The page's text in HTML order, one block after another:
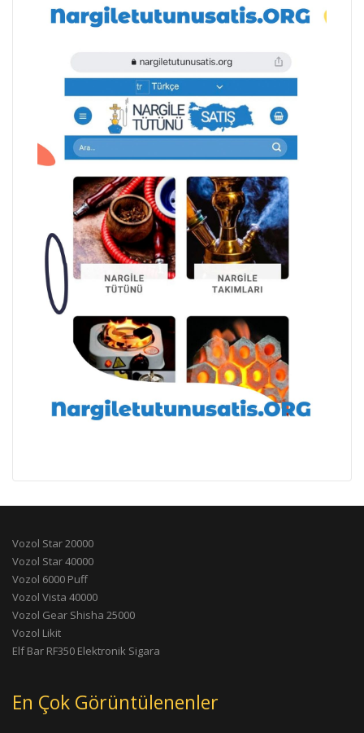
Vozol Star 20000
Vozol Star 40000
Vozol 6000 Puff
Vozol Vista 40000
Vozol Gear Shisha 25000
Vozol Likit
Elf Bar RF350 Elektronik Sigara
En Çok Görüntülenenler